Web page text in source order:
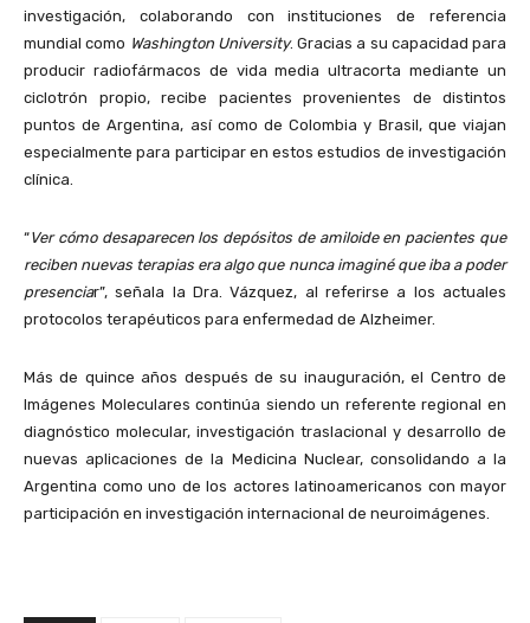
investigación, colaborando con instituciones de referencia
mundial como Washington University. Gracias a su capacidad para
producir radiofármacos de vida media ultracorta mediante un
ciclotrón propio, recibe pacientes provenientes de distintos
puntos de Argentina, así como de Colombia y Brasil, que viajan
especialmente para participar en estos estudios de investigación
clínica.
“Ver cómo desaparecen los depósitos de amiloide en pacientes que
reciben nuevas terapias era algo que nunca imaginé que iba a poder
presenciar”, señala la Dra. Vázquez, al referirse a los actuales
protocolos terapéuticos para enfermedad de Alzheimer.
Más de quince años después de su inauguración, el Centro de
Imágenes Moleculares continúa siendo un referente regional en
diagnóstico molecular, investigación traslacional y desarrollo de
nuevas aplicaciones de la Medicina Nuclear, consolidando a la
Argentina como uno de los actores latinoamericanos con mayor
participación en investigación internacional de neuroimágenes.